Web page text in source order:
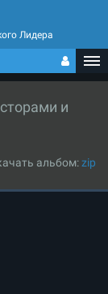
Лидера
и
альбом:zip